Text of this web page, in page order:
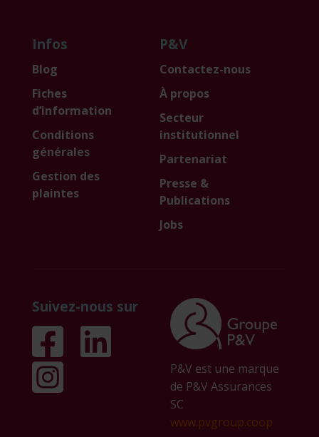
Infos
Blog
Fiches
d’information
Conditions
générales
Gestion des
plaintes
P&V
Contactez-nous
À propos
Secteur
institutionnel
Partenariat
Presse &
Publications
Jobs
Suivez-nous sur
P&V est une marque
de P&V Assurances
SC
www.pvgroup.coop